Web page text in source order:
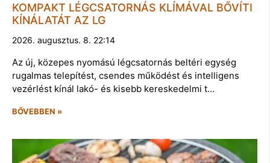
KOMPAKT LÉGCSATORNÁS KLÍMÁVAL BŐVÍTI
KÍNÁLATÁT AZ LG
2026. augusztus. 8. 22:14
Az új, közepes nyomású légcsatornás beltéri egység
rugalmas telepítést, csendes működést és intelligens
vezérlést kínál lakó- és kisebb kereskedelmi t…
BŐVEBBEN »